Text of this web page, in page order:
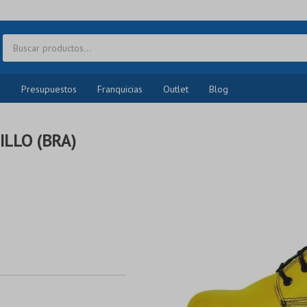
Presupuestos Franquicias Outlet Blog
(BRA)